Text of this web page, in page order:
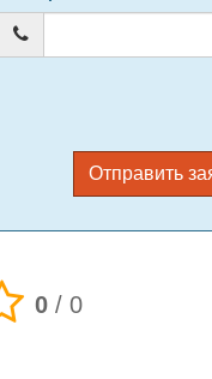
Отправить
0 / 0